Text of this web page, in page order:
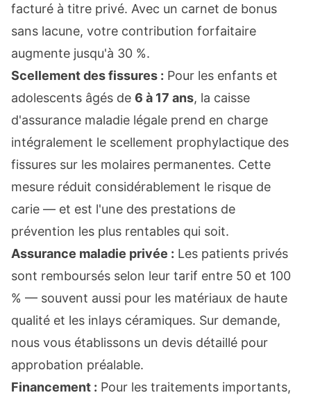
facturé à titre privé. Avec un carnet de bonus
sans lacune, votre contribution forfaitaire
augmente jusqu'à 30 %.
Scellement des fissures : Pour les enfants et
adolescents âgés de 6 à 17 ans, la caisse
d'assurance maladie légale prend en charge
intégralement le scellement prophylactique des
fissures sur les molaires permanentes. Cette
mesure réduit considérablement le risque de
carie — et est l'une des prestations de
prévention les plus rentables qui soit.
Assurance maladie privée : Les patients privés
sont remboursés selon leur tarif entre 50 et 100
% — souvent aussi pour les matériaux de haute
qualité et les inlays céramiques. Sur demande,
nous vous établissons un devis détaillé pour
approbation préalable.
Financement : Pour les traitements importants,